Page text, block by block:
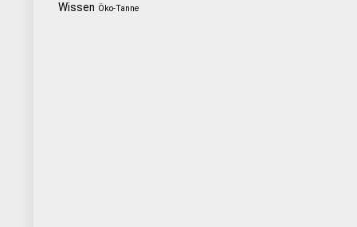
Wissen Öko-Tanne